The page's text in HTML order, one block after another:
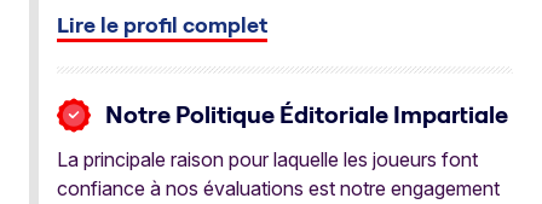
Lire le profil complet
Notre Politique Éditoriale Impartiale
La principale raison pour laquelle les joueurs font
confiance à nos évaluations est notre engagement